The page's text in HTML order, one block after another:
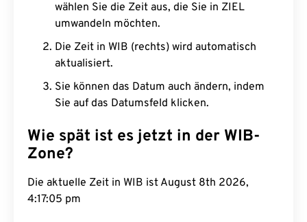
wählen Sie die Zeit aus, die Sie in ZIEL
umwandeln möchten.
Die Zeit in WIB (rechts) wird automatisch
aktualisiert.
Sie können das Datum auch ändern, indem
Sie auf das Datumsfeld klicken.
Wie spät ist es jetzt in der WIB-
Zone?
Die aktuelle Zeit in WIB ist August 8th 2026,
4:17:06 pm